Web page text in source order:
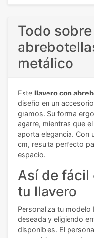
Todo
metálico
Este llavero con
diseño en un
gramos. Su forma
agarre, mientras que
aporta elegancia. Con
cm, resulta perfecto
espacio.
Así de fácil
tu llavero
Personaliza tu modelo
deseada y eligiendo
disponibles. El